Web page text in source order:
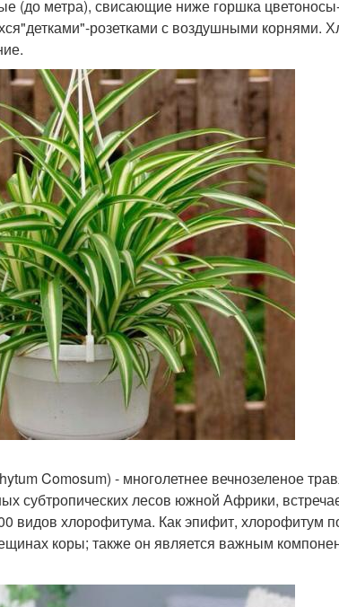
(до метра), свисающие ниже горшка
розетками с воздушными корнями.
Comosum) - многолетнее вечнозеленое
субтропических лесов южной Африки,
видов хлорофитума. Как эпифит, хлорофитум
коры; также он является важным